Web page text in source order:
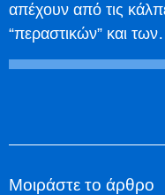
απέχουν από τις
“περαστικών” και
Μοιράστε το άρθρο